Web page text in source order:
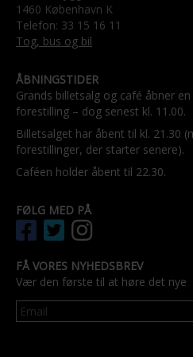
1460 København K
Telefon: 33 15 16 11
Tog, bus og bil
ÅBNINGSTIDER
Grands billetsalg og café åbner
forestilling – dog senest kl. 11.00.
Billetsalget har åbent til kl. 21.30
forestillinger, der starter senere).
Caféen holder åbent til 22.30.
FØLG MED PÅ
FÅ VORES NYHEDSBREV
Vær den første til at høre det nye